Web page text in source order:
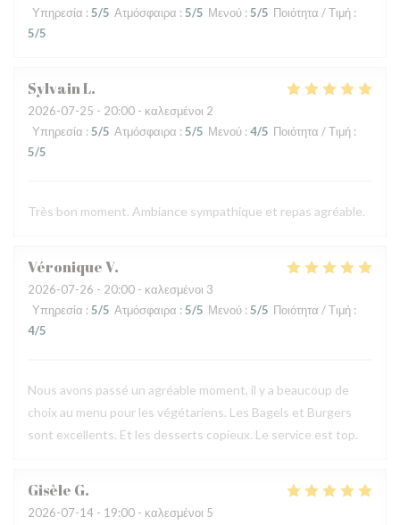
Υπηρεσία : 5/5 Ατμόσφαιρα : 5/5 Μενού : 5/5 Ποιότητα / Τιμή :
5/5
SylvainL
2026-07-25 - 20:00 - καλεσμένοι 2
Υπηρεσία : 5/5 Ατμόσφαιρα : 5/5 Μενού : 4/5 Ποιότητα / Τιμή :
5/5
Très bon moment. Ambiance sympathique et repas agréable.
VéroniqueV
2026-07-26 - 20:00 - καλεσμένοι 3
Υπηρεσία : 5/5 Ατμόσφαιρα : 5/5 Μενού : 5/5 Ποιότητα / Τιμή :
4/5
Nous avons passé un agréable moment, il y a beaucoup de
choix au menu pour les végétariens. Les Bagels et Burgers
sont excellents. Et les desserts copieux. Le service est top.
Gisèle G
2026-07-14 - 19:00 - καλεσμένοι 5